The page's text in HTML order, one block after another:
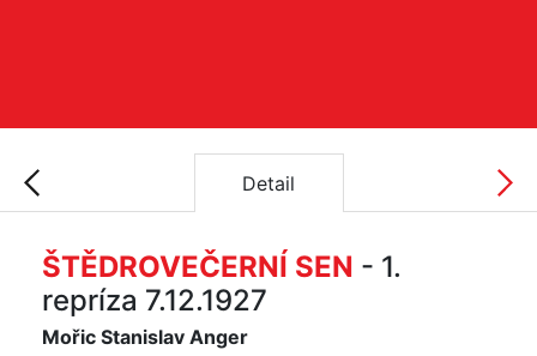
Detail
ŠTĚDROVEČERNÍ SEN - 1.
repríza 7.12.1927
Mořic Stanislav Anger